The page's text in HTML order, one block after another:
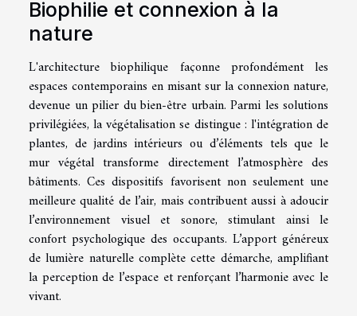
Biophilie et connexion à la
nature
L'architecture biophilique façonne profondément les
espaces contemporains en misant sur la connexion nature,
devenue un pilier du bien-être urbain. Parmi les solutions
privilégiées, la végétalisation se distingue : l'intégration de
plantes, de jardins intérieurs ou d’éléments tels que le
mur végétal transforme directement l’atmosphère des
bâtiments. Ces dispositifs favorisent non seulement une
meilleure qualité de l’air, mais contribuent aussi à adoucir
l’environnement visuel et sonore, stimulant ainsi le
confort psychologique des occupants. L’apport généreux
de lumière naturelle complète cette démarche, amplifiant
la perception de l’espace et renforçant l’harmonie avec le
vivant.